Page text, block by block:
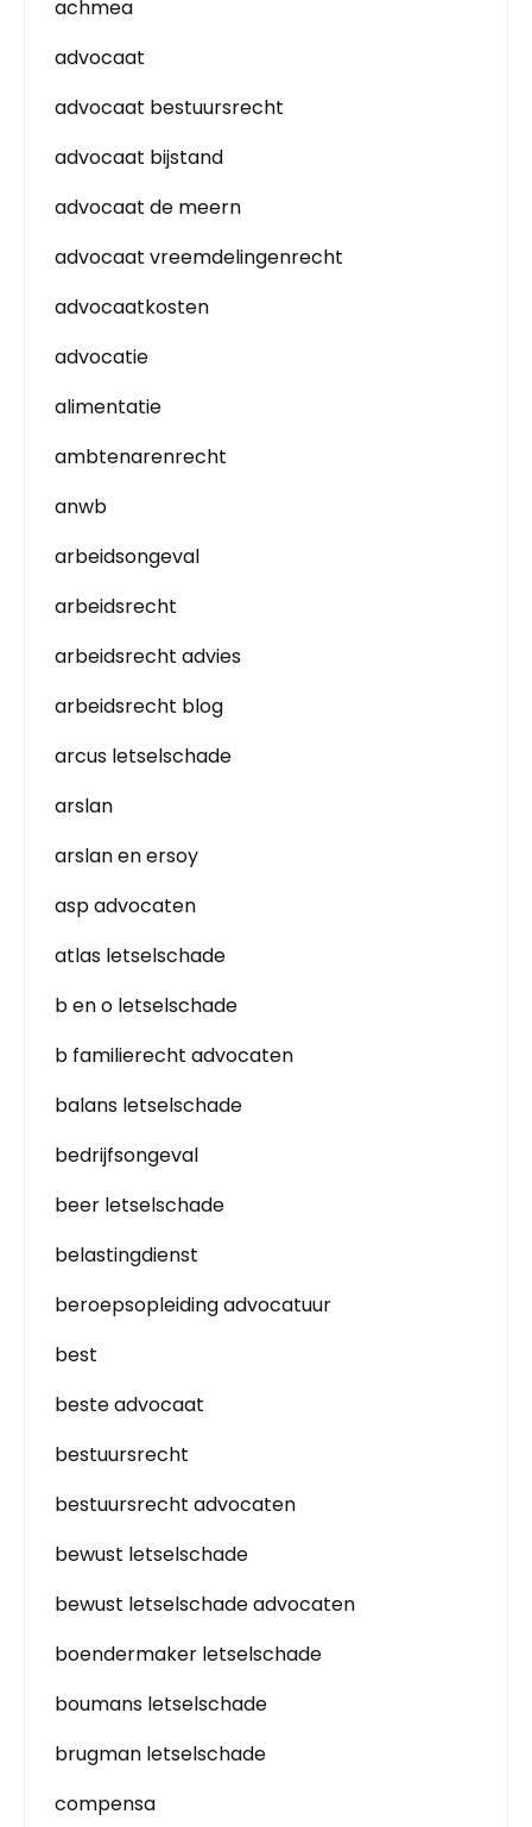
achmea
advocaat
advocaat bestuursrecht
advocaat bijstand
advocaat de meern
advocaat vreemdelingenrecht
advocaatkosten
advocatie
alimentatie
ambtenarenrecht
anwb
arbeidsongeval
arbeidsrecht
arbeidsrecht advies
arbeidsrecht blog
arcus letselschade
arslan
arslan en ersoy
asp advocaten
atlas letselschade
b en o letselschade
b familierecht advocaten
balans letselschade
bedrijfsongeval
beer letselschade
belastingdienst
beroepsopleiding advocatuur
best
beste advocaat
bestuursrecht
bestuursrecht advocaten
bewust letselschade
bewust letselschade advocaten
boendermaker letselschade
boumans letselschade
brugman letselschade
compensa